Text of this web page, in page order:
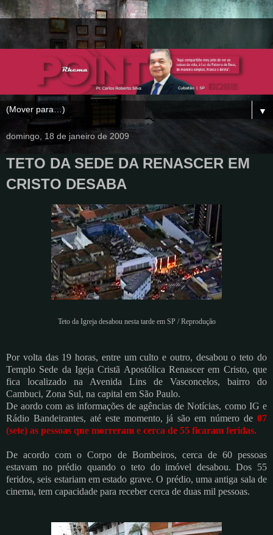
▼
domingo, 18 de janeiro de 2009
TETO DA SEDE DA RENASCER EM
CRISTO DESABA
Teto da Igreja desabou nesta tarde em SP / Reprodução
Por volta das 19 horas, entre um culto e outro, desabou o teto do
Templo Sede da Igeja Cristã Apostólica Renascer em Cristo, que
fica localizado na Avenida Lins de Vasconcelos, bairro do
Cambuci, Zona Sul, na capital em São Paulo.
De aordo com as informações de agências de Notícias, como IG e
Rádio Bandeirantes, até este momento, já são em número de 07
(sete) as pessoas que morreram e cerca de 55 ficaram feridas.
De acordo com o Corpo de Bombeiros, cerca de 60 pessoas
estavam no prédio quando o teto do imóvel desabou. Dos 55
feridos, seis estariam em estado grave. O prédio, uma antiga sala de
cinema, tem capacidade para receber cerca de duas mil pessoas.